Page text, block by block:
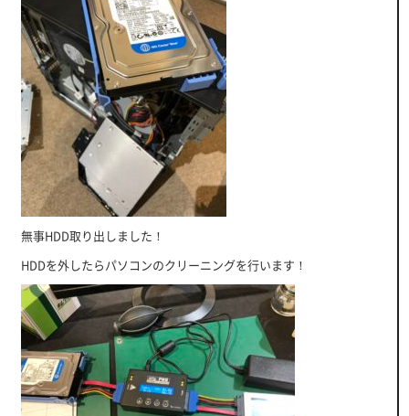
無事HDD取り出しました！
HDDを外したらパソコンのクリーニングを行います！